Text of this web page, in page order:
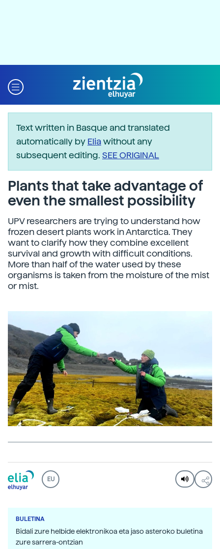
Text written in Basque and translated
automatically by Eliawithout any
subsequent editing. SEE ORIGINAL
Plants that take advantage of
even the smallest possibility
UPV researchers are trying to understand how
frozen desert plants work in Antarctica. They
want to clarify how they combine excellent
survival and growth with difficult conditions.
More than half of the water used by these
organisms is taken from the moisture of the mist
or mist.
EU
BULETINA
Bidali zure helbide elektronikoa eta jaso asteroko buletina
zure sarrera-ontzian